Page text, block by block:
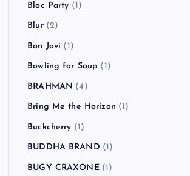
Bloc Party (1)
Blur(2)
Bon Jovi (1)
Bowling for Soup (1)
BRAHMAN (4)
Bring Me the Horizon (1)
Buckcherry (1)
BUDDHA BRAND (1)
BUGY CRAXONE(1)